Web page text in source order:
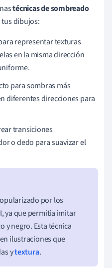
técnicas de sombreado
tus dibujos:
representar texturas
en la misma dirección
para sombras más
diferentes direcciones para
transiciones
o dedo para suavizar el
por los
ya que permitía imitar
y negro. Esta técnica
ilustraciones que
ytextura.